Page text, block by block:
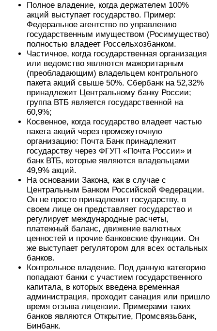
Полное владение, когда держателем 100%
акций выступает государство. Пример:
Федеральное агентство по управлению
государственным имуществом (Росимущество)
полностью владеет Россельхозбанком.
Частичное, когда государственная организация
или ведомство являются мажоритарным
(преобладающим) владельцем контрольного
пакета акций свыше 50%. Сбербанк на 52,32%
принадлежит Центральному банку России;
группа ВТБ является государственной на
60,9%;
Косвенное, когда государство владеет частью
пакета акций через промежуточную
организацию: Почта Банк принадлежит
государству через ФГУП «Почта России» и
банк ВТБ, которые являются владельцами
49,9% акций.
На основании Закона, как в случае с
Центральным Банком Российской Федерации.
Он не просто принадлежит государству, в
своем лице он представляет государство и
регулирует международные расчеты,
платежный баланс, движение валютных
ценностей и прочие банковские функции. Он
же выступает регулятором для всех остальных
банков.
Контрольное владение. Под данную категорию
попадают банки с участием государственного
капитала, в которых введена временная
администрация, проходит санация или пришло
время отзыва лицензии. Примерами таких
банков являются Открытие, Промсвязьбанк,
Бинбанк.